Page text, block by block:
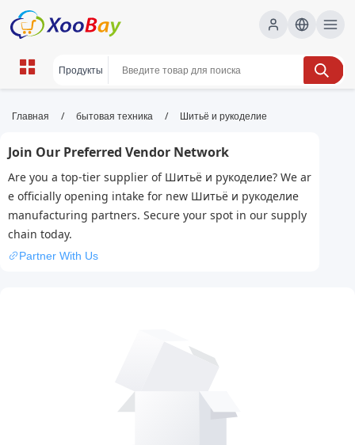
Шитьё и рукоделие | XOOBAY
шитьё, рукоделие, мастер-классы, wholesale
Шитьё и рукоделие, XOOBAY
Практические советы по шитью и рукоделию: выкройки,
техники и идеи для одежды, аксессуаров и декора. Подбор
материалов и пошаговые инструкции.
Главная / бытовая техника / Шитьё и рукоделие
Join Our Preferred Vendor Network
Are you a top-tier supplier of Шитьё и рукоделие? We ar
e officially opening intake for new Шитьё и рукоделие
manufacturing partners. Secure your spot in our supply
chain today.
Partner With Us